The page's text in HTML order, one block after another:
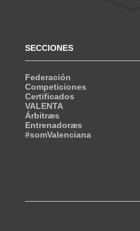
SECCIONES
Federación
Competiciones
Certificados
VALENTA
Árbitræs
Entrenadoræs
#somValenciana